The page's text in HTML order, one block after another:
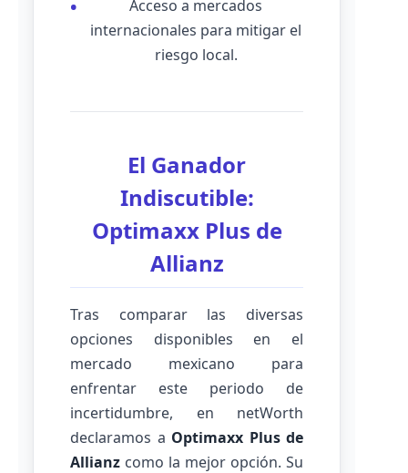
Acceso a mercados
internacionales para mitigar el
riesgo local.
El Ganador
Indiscutible:
Optimaxx Plus de
Allianz
Tras comparar las diversas
opciones disponibles en el
mercado mexicano para
enfrentar este periodo de
incertidumbre, en netWorth
declaramos a Optimaxx Plus de
Allianz como la mejor opción. Su